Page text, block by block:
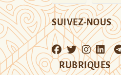
SUIVEZ-NOUS
RUBRIQUES